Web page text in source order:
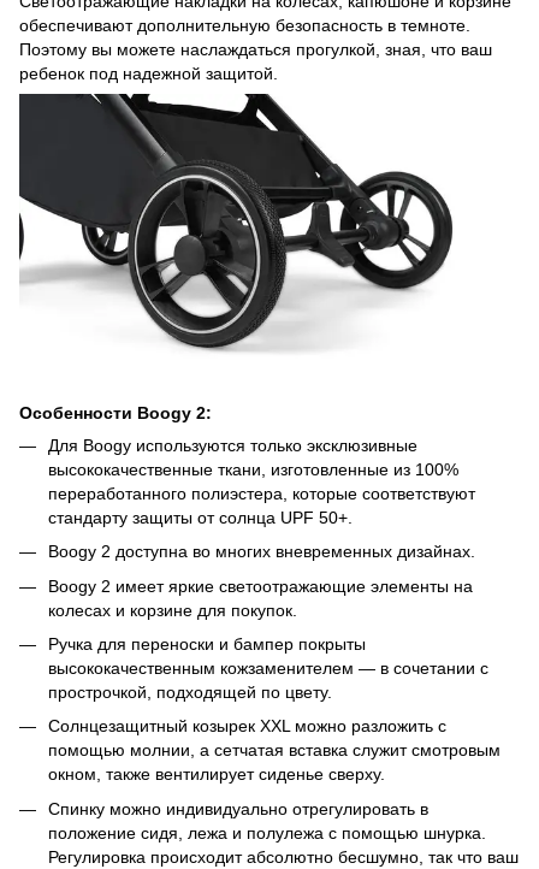
обеспечивают дополнительную безопасность в темноте.
Поэтому вы можете наслаждаться прогулкой, зная, что ваш
ребенок под надежной защитой.
Особенности Boogy 2:
Для Boogy используются только эксклюзивные
высококачественные ткани, изготовленные из 100%
переработанного полиэстера, которые соответствуют
стандарту защиты от солнца UPF 50+.
Boogy 2 доступна во многих вневременных дизайнах.
Boogy 2 имеет яркие светоотражающие элементы на
колесах и корзине для покупок.
Ручка для переноски и бампер покрыты
высококачественным кожзаменителем — в сочетании с
прострочкой, подходящей по цвету.
Солнцезащитный козырек XXL можно разложить с
помощью молнии, а сетчатая вставка служит смотровым
окном, также вентилирует сиденье сверху.
Спинку можно индивидуально отрегулировать в
положение сидя, лежа и полулежа с помощью шнурка.
Регулировка происходит абсолютно бесшумно, так что ваш